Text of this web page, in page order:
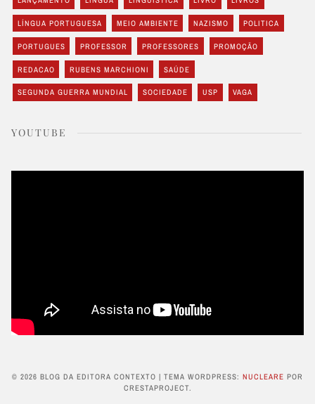
LÍNGUA PORTUGUESA MEIO AMBIENTE NAZISMO POLITICA
PORTUGUES PROFESSOR PROFESSORES PROMOÇÃO
REDACAO RUBENS MARCHIONI SAÚDE
SEGUNDA GUERRA MUNDIAL SOCIEDADE USP VAGA
YOUTUBE
© 2026 BLOG DA EDITORA CONTEXTO | TEMA WORDPRESS: NUCLEARE POR
CRESTAPROJECT.